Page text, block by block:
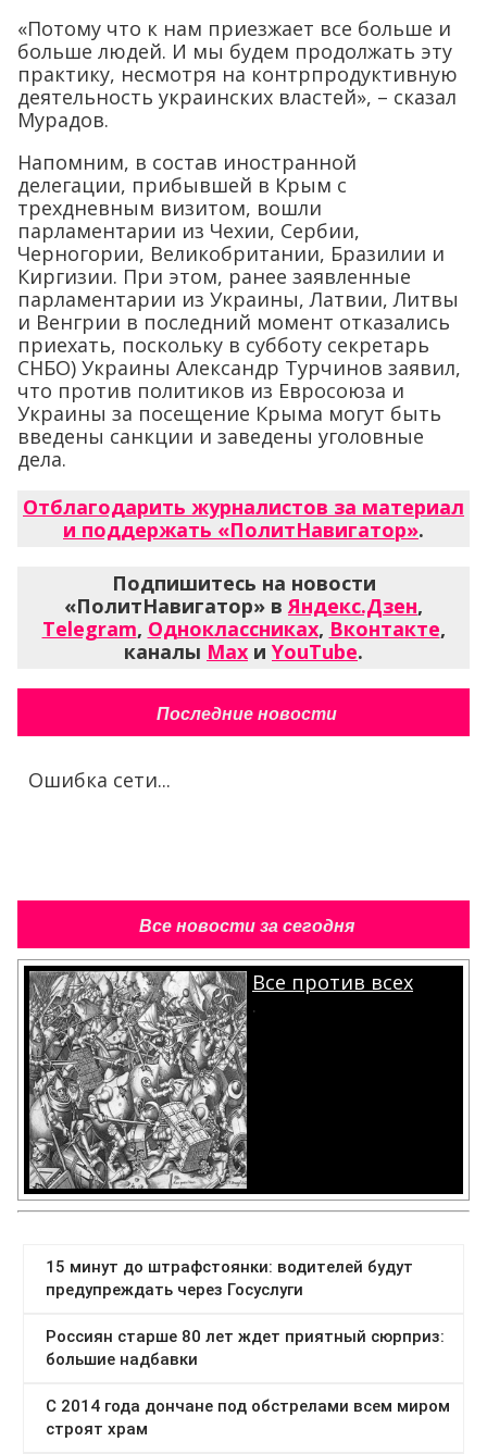
«Потому что к нам приезжает все больше и
больше людей. И мы будем продолжать эту
практику, несмотря на контрпродуктивную
деятельность украинских властей», – сказал
Мурадов.
Напомним, в состав иностранной
делегации, прибывшей в Крым с
трехдневным визитом, вошли
парламентарии из Чехии, Сербии,
Черногории, Великобритании, Бразилии и
Киргизии. При этом, ранее заявленные
парламентарии из Украины, Латвии, Литвы
и Венгрии в последний момент отказались
приехать, поскольку в субботу секретарь
СНБО) Украины Александр Турчинов заявил,
что против политиков из Евросоюза и
Украины за посещение Крыма могут быть
введены санкции и заведены уголовные
дела.
Отблагодарить журналистов за материал
и поддержать «ПолитНавигатор».
Подпишитесь на новости
«ПолитНавигатор» вЯндекс.Дзен,
Telegram, Одноклассниках, Вконтакте,
каналы Max и YouTube.
Последние новости
Ошибка сети...
Все новости за сегодня
Все против всех
.